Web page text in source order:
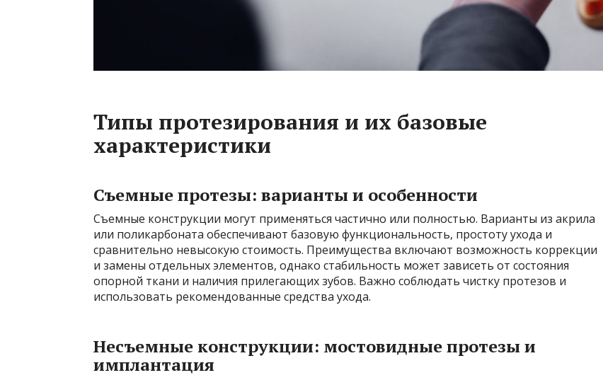
Типы протезирования и их базовые
характеристики
Съемные протезы: варианты и особенности
Съемные конструкции могут применяться частично или полностью. Варианты из акрила
или поликарбоната обеспечивают базовую функциональность, простоту ухода и
сравнительно невысокую стоимость. Преимущества включают возможность коррекции
и замены отдельных элементов, однако стабильность может зависеть от состояния
опорной ткани и наличия прилегающих зубов. Важно соблюдать чистку протезов и
использовать рекомендованные средства ухода.
Несъемные конструкции: мостовидные протезы и
имплантация